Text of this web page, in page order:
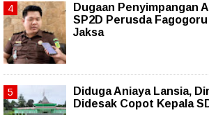
Dugaan Penyimpangan
SP2D Perusda
Jaksa
Diduga Aniaya Lansia,
Didesak Copot Kepala